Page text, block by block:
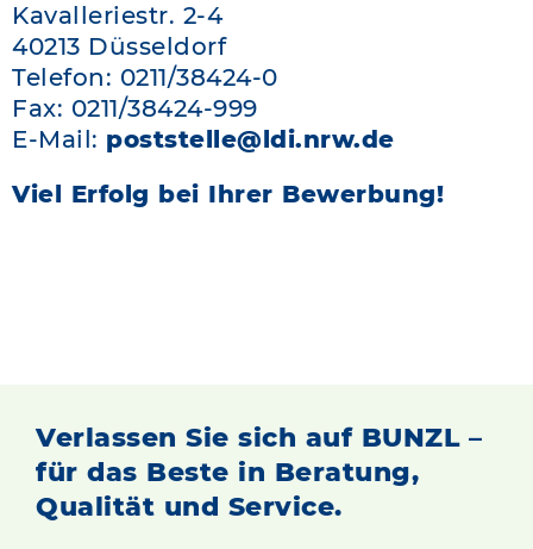
Kavalleriestr. 2-4
40213 Düsseldorf
Telefon: 0211/38424-0
Fax: 0211/38424-999
E-Mail: poststelle@ldi.nrw.de
Viel Erfolg bei Ihrer Bewerbung!
Verlassen Sie sich auf BUNZL –
für das Beste in Beratung,
Qualität und Service.